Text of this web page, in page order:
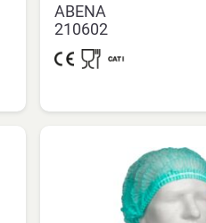
ABENA
210602